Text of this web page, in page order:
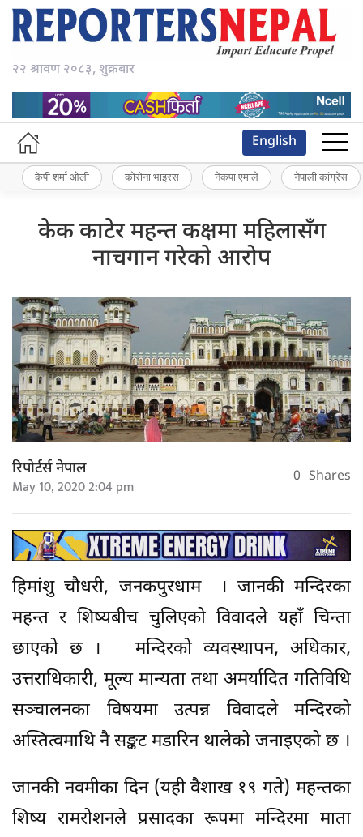
२२ श्रावण २०८३, शुक्रबार
English
केपी शर्मा ओली कोरोना भाइरस नेकपा एमाले नेपाली कांग्रेस
केक काटेर महन्त कक्षमा महिलासँग
नाचगान गरेकाे आरोप
रिपोर्टर्स नेपाल
May 10, 2020 2:04 pm 0 Shares
हिमांशु चौधरी, जनकपुरधाम । जानकी मन्दिरका
महन्त र शिष्यबीच चुलिएको विवादले यहाँ चिन्ता
छाएको छ । मन्दिरको व्यवस्थापन, अधिकार,
उत्तराधिकारी, मूल्य मान्यता तथा अमर्यादित गतिविधि
सञ्चालनका विषयमा उत्पन्न विवादले मन्दिरको
अस्तित्वमाथि नै सङ्कट मडारिन थालेको जनाइएको छ ।
जानकी नवमीका दिन (यही वैशाख १९ गते) महन्तका
शिष्य रामरोशनले प्रसादका रूपमा मन्दिरमा माता